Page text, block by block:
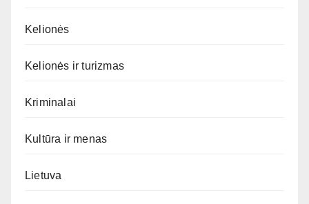
Kelionės
Kelionės ir turizmas
Kriminalai
Kultūra ir menas
Lietuva